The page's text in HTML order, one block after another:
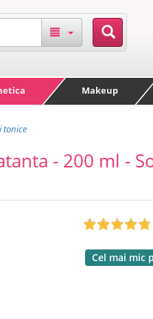
Makeup
tonice
- 200 ml -
Cel mai mic